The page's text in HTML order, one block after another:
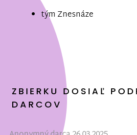
tým Znesnáze
ZBIERKU DOSIAĽ
DARCOV